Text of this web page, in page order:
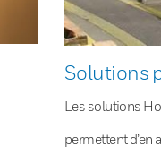
Solutions
Les solutions
permettent d’en